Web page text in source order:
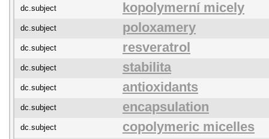
dc.subject kopolymerní micely
dc.subject poloxamery
dc.subject resveratrol
dc.subject stabilita
dc.subject antioxidants
dc.subject encapsulation
dc.subject copolymeric micelles